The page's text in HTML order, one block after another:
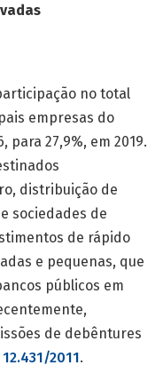
no total
empresas do
para 27,9%, em 2019.
distribuição de
sociedades de
de rápido
e pequenas, que
públicos em
de debêntures
12.431/2011.